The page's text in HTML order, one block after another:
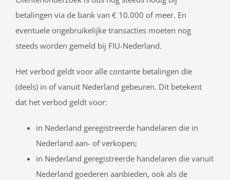
betalingen via de bank van € 10.000 of meer. En
eventuele ongebruikelijke transacties moeten nog
steeds worden gemeld bij FIU-Nederland.
Het verbod geldt voor alle contante betalingen die
(deels) in of vanuit Nederland gebeuren. Dit betekent
dat het verbod geldt voor:
in Nederland geregistreerde handelaren die in
Nederland aan- of verkopen;
in Nederland geregistreerde handelaren die vanuit
Nederland goederen aanbieden, ook als de